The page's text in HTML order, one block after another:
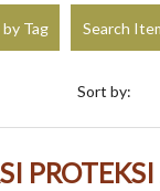
Tag Search
Sort by: